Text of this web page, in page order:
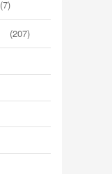
(7)
(207)